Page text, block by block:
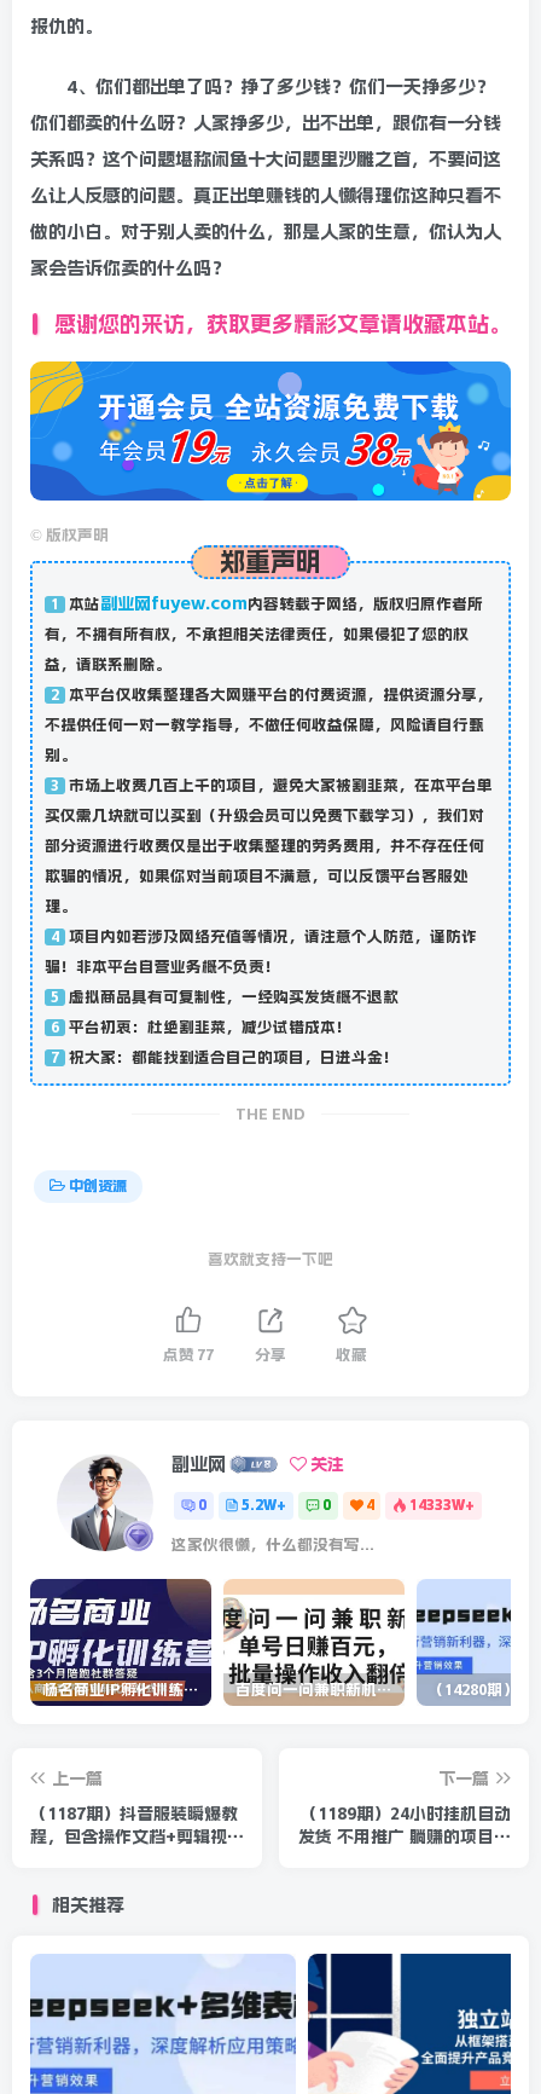
报仇的。
4、你们都出单了吗？挣了多少钱？你们一天挣多少？
你们都卖的什么呀？人家挣多少，出不出单，跟你有一分钱
关系吗？这个问题堪称闲鱼十大问题里沙雕之首，不要问这
么让人反感的问题。真正出单赚钱的人懒得理你这种只看不
做的小白。对于别人卖的什么，那是人家的生意，你认为人
家会告诉你卖的什么吗？
感谢您的来访，获取更多精彩文章请收藏本站。
© 版权声明
郑重声明
1 本站副业网fuyew.com内容转载于网络，版权归原作者所
有，不拥有所有权，不承担相关法律责任，如果侵犯了您的权
益，请联系删除。
2 本平台仅收集整理各大网赚平台的付费资源，提供资源分享，
不提供任何一对一教学指导，不做任何收益保障，风险请自行甄
别。
3 市场上收费几百上千的项目，避免大家被割韭菜，在本平台单
买仅需几块就可以买到（升级会员可以免费下载学习），我们对
部分资源进行收费仅是出于收集整理的劳务费用，并不存在任何
欺骗的情况，如果你对当前项目不满意，可以反馈平台客服处
理。
4 项目内如若涉及网络充值等情况，请注意个人防范，谨防诈
骗！非本平台自营业务概不负责！
5 虚拟商品具有可复制性，一经购买发货概不退款
6 平台初衷：杜绝割韭菜，减少试错成本！
7 祝大家：都能找到适合自己的项目，日进斗金！
THE END
中创资源
喜欢就支持一下吧
点赞 77 分享 收藏
副业网 关注
0 5.2W+ 0 4 14333W+
这家伙很懒，什么都没有写...
杨名商业IP孵化训练营，从商业到内容到转化一站式学 价值5980元 百度问一问兼职新机遇，单号日赚百元，批量操作收入翻倍
上一篇
（1187期）抖音服装瞬爆教
程，包含操作文档+剪辑视频
下一篇
（1189期）24小时挂机自动
发货 不用推广 躺赚的项目，
相关推荐